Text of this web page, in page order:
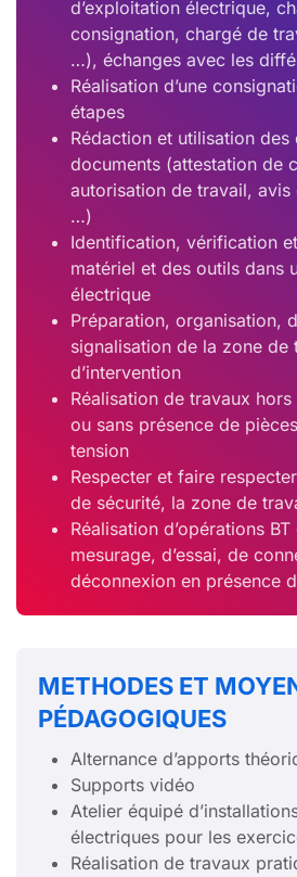
d’exploitation électrique,
consignation, chargé de
…), échanges avec les
Réalisation d’une
étapes
Rédaction et utilisation des
documents (attestation de
autorisation de travail,
…)
Identification, vérification
matériel et des outils dans
électrique
Préparation, organisation,
signalisation de la zone de
d’intervention
Réalisation de travaux hors
ou sans présence de
tension
Respecter et faire
de sécurité, la zone de
Réalisation d’opérations
mesurage, d’essai, de
déconnexion en présence
METHODES ET
PÉDAGOGIQUES
Alternance d’apports
Supports vidéo
Atelier équipé
électriques pour les
Réalisation de travaux